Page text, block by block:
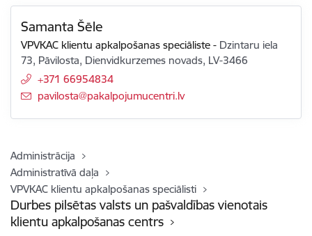
Samanta Šēle
VPVKAC klientu apkalpošanas speciāliste - Dzintaru iela
73, Pāvilosta, Dienvidkurzemes novads, LV-3466
+371 66954834
E-pasts:
pavilosta@pakalpojumucentri.lv
Administrācija
Administratīvā daļa
VPVKAC klientu apkalpošanas speciālisti
Durbes pilsētas valsts un pašvaldības vienotais
klientu apkalpošanas centrs